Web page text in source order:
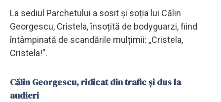
La sediul Parchetului a sosit și soția lui Călin
Georgescu, Cristela, însoțită de bodyguarzi, fiind
întâmpinată de scandările mulțimii: „Cristela,
Cristela!”.
Călin Georgescu, ridicat din trafic și dus la
audieri